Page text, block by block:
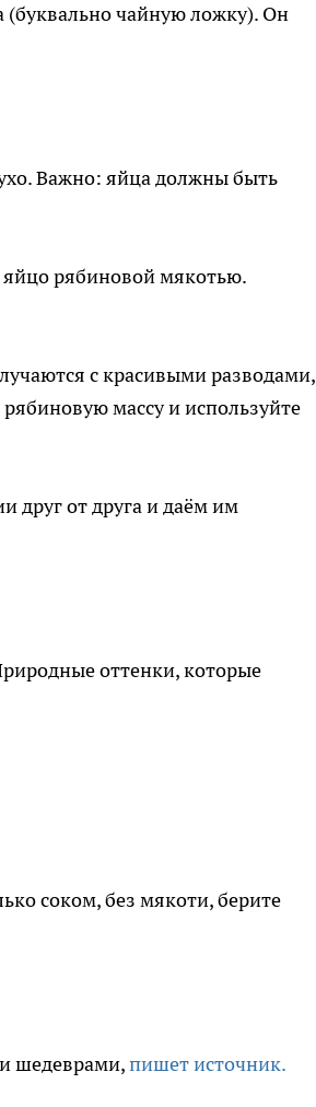
(буквально чайную ложку). Он
Важно: яйца должны быть
рябиновой мякотью.
с красивыми разводами,
массу и используйте
друг от друга и даём им
оттенки, которые
соком, без мякоти, берите
шедеврами,пишет источник.